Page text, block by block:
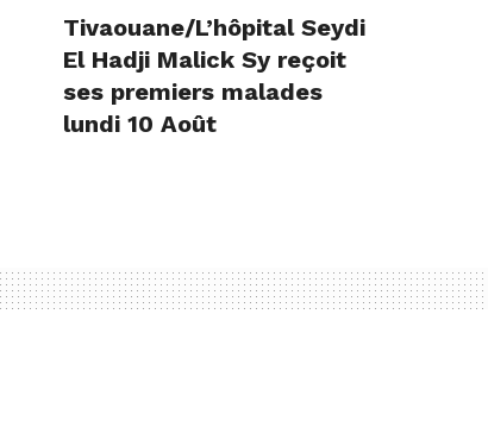
Tivaouane/L’hôpital Seydi
El Hadji Malick Sy reçoit
ses premiers malades
lundi 10 Août